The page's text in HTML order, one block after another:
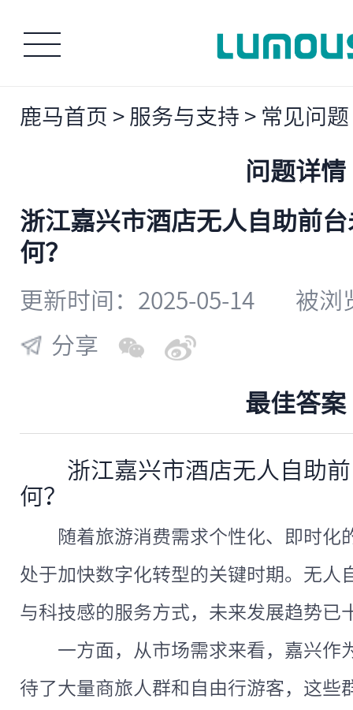
鹿马首页 > 服务与支持 > 常见问题
问题详情
浙江嘉兴市酒店无人自助前
何？
更新时间：2025-05-14
被浏
分享
最佳答案
浙江嘉兴市酒店无人自助
何？
随着旅游消费需求个性化、即时化
处于加快数字化转型的关键时期。无人
与科技感的服务方式，未来发展趋势已
一方面，从市场需求来看，嘉兴作
待了大量商旅人群和自由行游客，这些